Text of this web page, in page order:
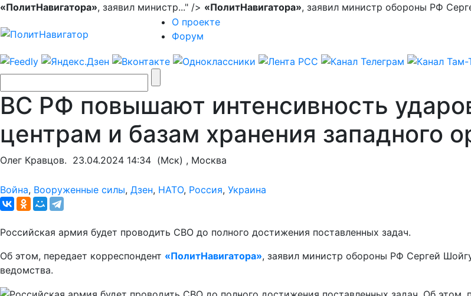
«ПолитНавигатора», заявил министр..." /> «ПолитНавигатора», заявил министр обороны РФ
О проекте
Форум
ВС РФ повышают интенсивность
центрам и базам хранения западного
Олег Кравцов. 23.04.2024 14:34 (Мск) , Москва
Война, Вооруженные силы, Дзен, НАТО, Россия, Украина
Российская армия будет проводить СВО до полного достижения поставленных задач.
Об этом, передает корреспондент «ПолитНавигатора», заявил министр обороны РФ Сергей
ведомства.